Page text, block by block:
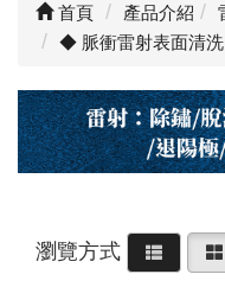
首頁 產品介紹
◆ 脈衝雷射表面清洗
瀏覽方式